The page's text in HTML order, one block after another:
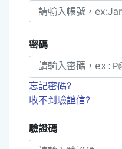
密碼
忘記密碼?
收不到驗證信?
驗證碼